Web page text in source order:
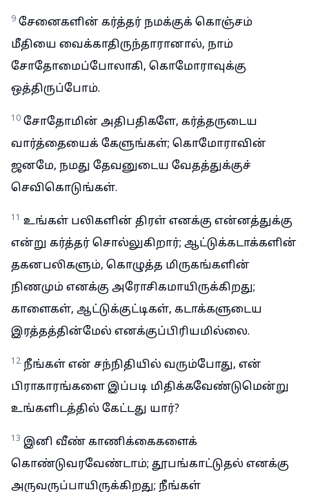
9 சேனைகளின் கர்த்தர் நமக்குக் கொஞ்சம்
மீதியை வைக்காதிருந்தாரானால், நாம்
சோதோமைப்போலாகி, கொமோராவுக்கு
ஒத்திருப்போம்.
10 சோதோமின் அதிபதிகளே, கர்த்தருடைய
வார்த்தையைக் கேளுங்கள்; கொமோராவின்
ஜனமே, நமது தேவனுடைய வேதத்துக்குச்
செவிகொடுங்கள்.
11 உங்கள் பலிகளின் திரள் எனக்கு என்னத்துக்கு
என்று கர்த்தர் சொல்லுகிறார்; ஆட்டுக்கடாக்களின்
தகனபலிகளும், கொழுத்த மிருகங்களின்
நிணமும் எனக்கு அரோசிகமாயிருக்கிறது;
காளைகள், ஆட்டுக்குட்டிகள், கடாக்களுடைய
இரத்தத்தின்மேல் எனக்குப்பிரியமில்லை.
12 நீங்கள் என் சந்நிதியில் வரும்போது, என்
பிராகாரங்களை இப்படி மிதிக்கவேண்டுமென்று
உங்களிடத்தில் கேட்டது யார்?
13 இனி வீண் காணிக்கைகளைக்
கொண்டுவரவேண்டாம்; தூபங்காட்டுதல் எனக்கு
அருவருப்பாயிருக்கிறது; நீங்கள்